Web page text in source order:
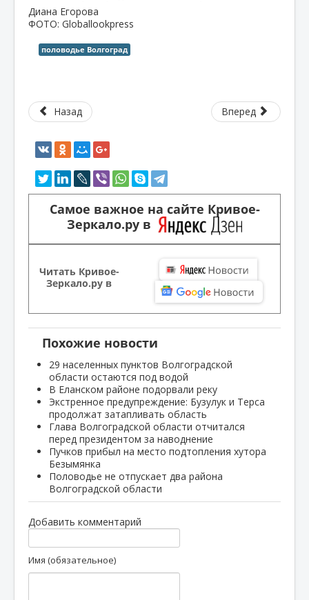
Диана Егорова
ФОТО: Globallookpress
половодье Волгоград
Назад Вперед
Самое важное на сайте Кривое-
Зеркало.ру в
Читать Кривое-
Зеркало.ру в
Похожие новости
29 населенных пунктов Волгоградской
области остаются под водой
В Еланском районе подорвали реку
Экстренное предупреждение: Бузулук и Терса
продолжат затапливать область
Глава Волгоградской области отчитался
перед президентом за наводнение
Пучков прибыл на место подтопления хутора
Безымянка
Половодье не отпускает два района
Волгоградской области
Добавить комментарий
Имя (обязательное)